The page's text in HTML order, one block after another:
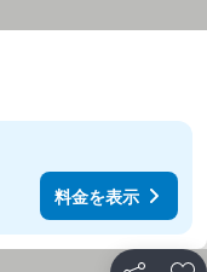
料金を表示